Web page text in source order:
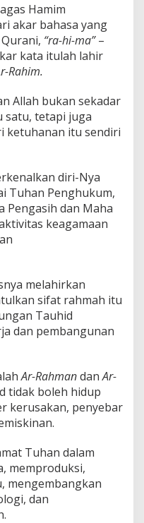
Hamim
akar bahasa yang
“ra-hi-ma”–
kata itulah lahir
Rahim.
Allah bukan sekadar
satu, tetapi juga
ketuhanan itu sendiri
diri-Nya
Tuhan Penghukum,
Pengasih dan Maha
keagamaan
melahirkan
sifat rahmah itu
Tauhid
dan pembangunan
Ar-RahmandanAr-
tidak boleh hidup
kerusakan, penyebar
Tuhan dalam
memproduksi,
mengembangkan
dan